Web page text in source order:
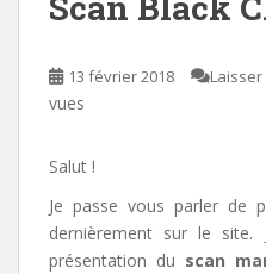
13 février 2018
vues
Salut !
Je passe vous parler de
dernièrement sur le
présentation du scan